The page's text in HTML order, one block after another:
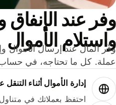
عند الإنفاق
الأموال
كل ما تحتاجه، في حساب
إدارة الأموال أثناء التنقل
احتفظ بعملاتك في متناول